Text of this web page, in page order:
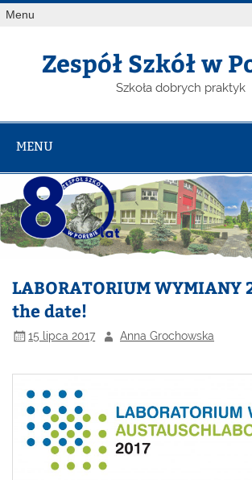
Menu
Zespół Szkół w
Szkoła dobrych praktyk
MENU
LABORATORIUM WYMIANY
the date!
15 lipca 2017 Anna Grochowska